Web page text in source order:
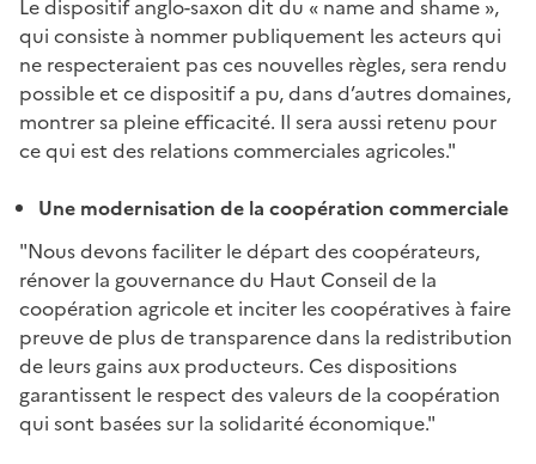
Le dispositif anglo-saxon dit du « name and shame »,
qui consiste à nommer publiquement les acteurs qui
ne respecteraient pas ces nouvelles règles, sera rendu
possible et ce dispositif a pu, dans d’autres domaines,
montrer sa pleine efficacité. Il sera aussi retenu pour
ce qui est des relations commerciales agricoles."
Une modernisation de la coopération commerciale
"Nous devons faciliter le départ des coopérateurs,
rénover la gouvernance du Haut Conseil de la
coopération agricole et inciter les coopératives à faire
preuve de plus de transparence dans la redistribution
de leurs gains aux producteurs. Ces dispositions
garantissent le respect des valeurs de la coopération
qui sont basées sur la solidarité économique."